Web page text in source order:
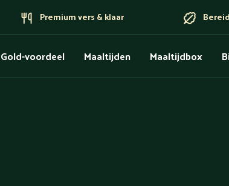
Premium vers & klaar
Gold-voordeel Maaltijden Maaltijdbox